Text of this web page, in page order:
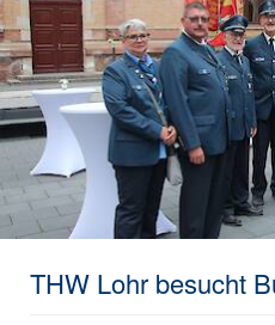
THW Lohr besucht